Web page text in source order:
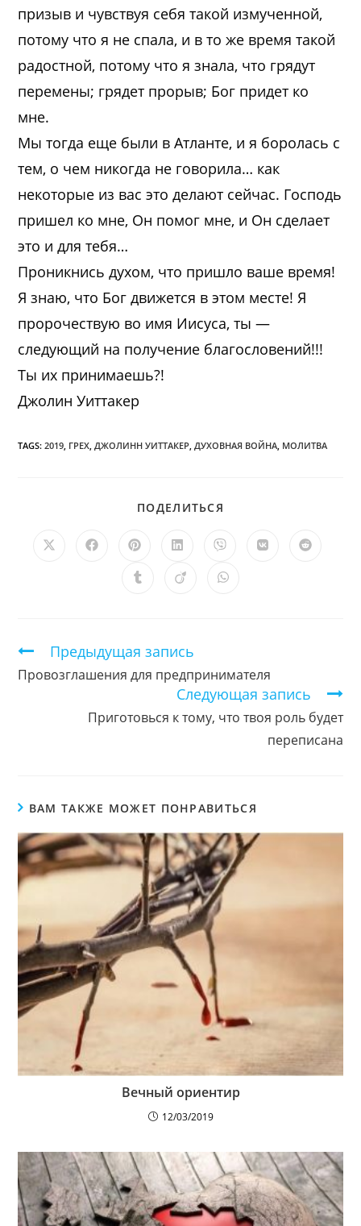
призыв и чувствуя себя такой измученной,
потому что я не спала, и в то же время такой
радостной, потому что я знала, что грядут
перемены; грядет прорыв; Бог придет ко
мне.
Мы тогда еще были в Атланте, и я боролась с
тем, о чем никогда не говорила… как
некоторые из вас это делают сейчас. Господь
пришел ко мне, Он помог мне, и Он сделает
это и для тебя…
Проникнись духом, что пришло ваше время!
Я знаю, что Бог движется в этом месте! Я
пророчествую во имя Иисуса, ты —
следующий на получение благословений!!!
Ты их принимаешь?!
Джолин Уиттакер
TAGS:2019, ГРЕХ, ДЖОЛИНН УИТТАКЕР, ДУХОВНАЯ ВОЙНА, МОЛИТВА
ПОДЕЛИТЬСЯ
Открывается
Открывается
новом
Открывается
в
новом
Открывается
в
новом
Открывается
в
новом
Открывается
Открывается
ОткрываетсяОткрывается
Продолжить
чтение
Предыдущая запись
Провозглашения для предпринимателя
Следующая запись
Приготовься к тому, что твоя роль будет
переписана
ВАМ ТАКЖЕ МОЖЕТ ПОНРАВИТЬСЯ
Вечный ориентир
12/03/2019